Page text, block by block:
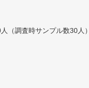
（調査時サンプル数30人）